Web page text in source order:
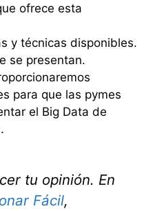
ofrece esta
y técnicas disponibles.
se presentan.
para que las pymes
el Big Data de
tu opinión. En
Fácil,